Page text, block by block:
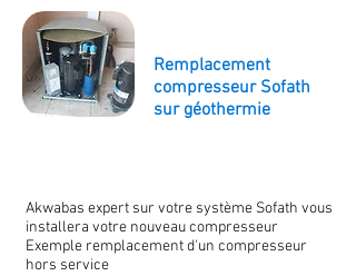
Remplacement
compresseur Sofath
sur géothermie
Akwabas expert sur votre système Sofath vous
installera votre nouveau compresseur
Exemple remplacement d'un compresseur
hors service